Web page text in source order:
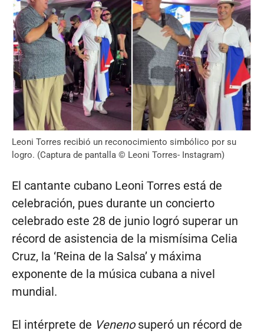
Leoni Torres recibió un reconocimiento simbólico por su
logro. (Captura de pantalla © Leoni Torres- Instagram)
El cantante cubano Leoni Torres está de
celebración, pues durante un concierto
celebrado este 28 de junio logró superar un
récord de asistencia de la mismísima Celia
Cruz, la ‘Reina de la Salsa’ y máxima
exponente de la música cubana a nivel
mundial.
El intérprete de Venenosuperó un récord de